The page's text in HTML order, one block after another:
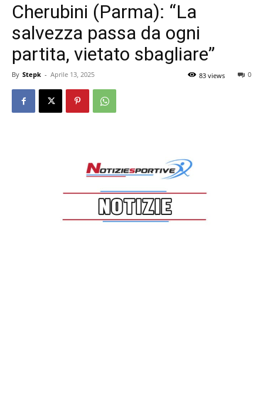
Cherubini (Parma): “La
salvezza passa da ogni
partita, vietato sbagliare”
By Stepk - Aprile 13, 2025 0
83 views